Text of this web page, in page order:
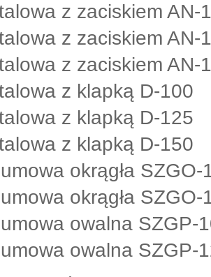
z zaciskiem AN-
z zaciskiem AN-
z zaciskiem AN-
z klapką D-100
z klapką D-125
z klapką D-150
okrągła SZGO-
okrągła SZGO-
owalna SZGP-
owalna SZGP-